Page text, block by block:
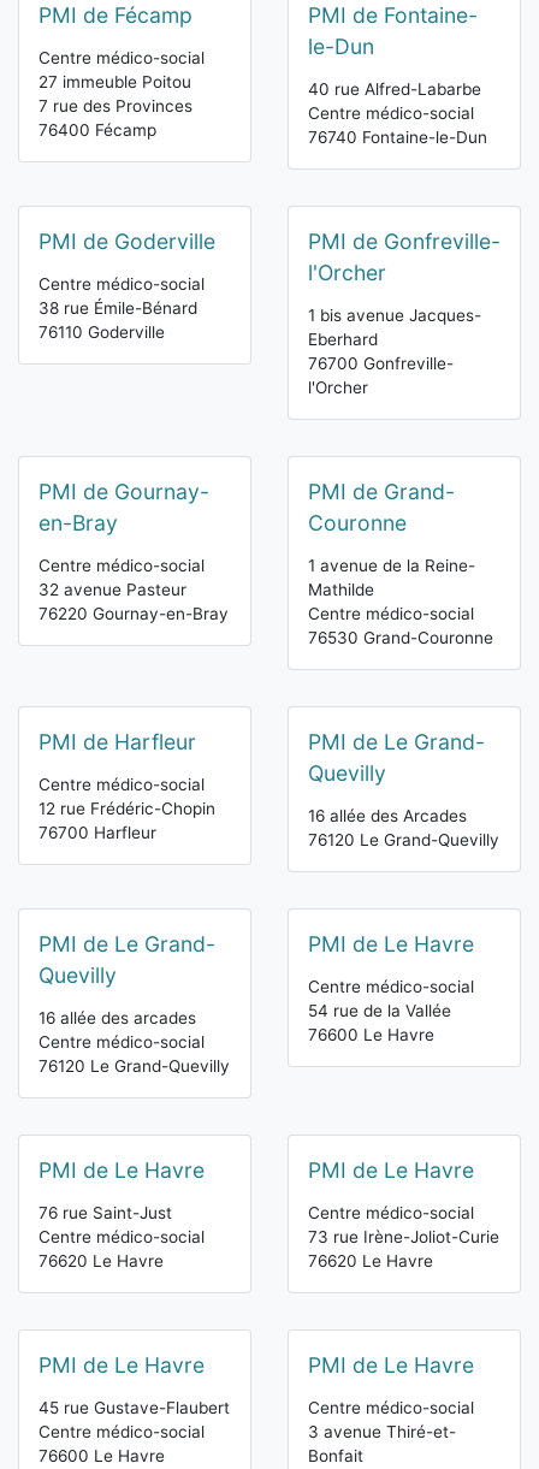
PMI de Fécamp
Centre médico-social
27 immeuble Poitou
7 rue des Provinces
76400 Fécamp
PMI de Fontaine-
le-Dun
40 rue Alfred-Labarbe
Centre médico-social
76740 Fontaine-le-Dun
PMI de Goderville
Centre médico-social
38 rue Émile-Bénard
76110 Goderville
PMI de Gonfreville-
l'Orcher
1 bis avenue Jacques-
Eberhard
76700 Gonfreville-
l'Orcher
PMI de Gournay-
en-Bray
Centre médico-social
32 avenue Pasteur
76220 Gournay-en-Bray
PMI de Grand-
Couronne
1 avenue de la Reine-
Mathilde
Centre médico-social
76530 Grand-Couronne
PMI de Harfleur
Centre médico-social
12 rue Frédéric-Chopin
76700 Harfleur
PMI de Le Grand-
Quevilly
16 allée des Arcades
76120 Le Grand-Quevilly
PMI de Le Grand-
Quevilly
16 allée des arcades
Centre médico-social
76120 Le Grand-Quevilly
PMI de Le Havre
Centre médico-social
54 rue de la Vallée
76600 Le Havre
PMI de Le Havre
76 rue Saint-Just
Centre médico-social
76620 Le Havre
PMI de Le Havre
Centre médico-social
73 rue Irène-Joliot-Curie
76620 Le Havre
PMI de Le Havre
45 rue Gustave-Flaubert
Centre médico-social
76600 Le Havre
PMI de Le Havre
Centre médico-social
3 avenue Thiré-et-
Bonfait